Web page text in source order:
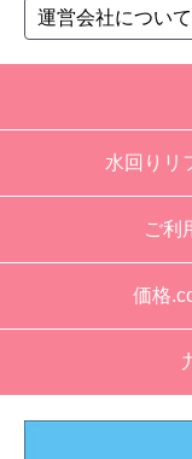
いるがメーカ
明があった。
エアコン設置
が悪かったが
工事業者から
が、登録した
メールだとは
運営会社について
水回りリ
ご利
価格